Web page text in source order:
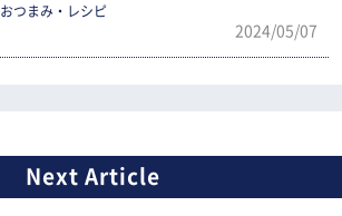
おつまみ・レシピ
2024/05/07